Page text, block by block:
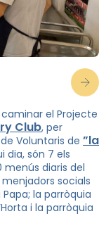
el Projecte
Club, per
Voluntaris de ”la
dia, són 7 els
diaris del
menjadors socials
la parròquia
i la parròquia